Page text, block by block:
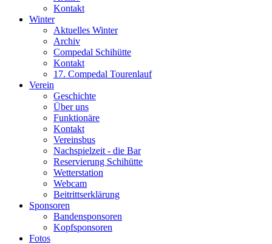
Kontakt
Winter
Aktuelles Winter
Archiv
Compedal Schihütte
Kontakt
17. Compedal Tourenlauf
Verein
Geschichte
Über uns
Funktionäre
Kontakt
Vereinsbus
Nachspielzeit - die Bar
Reservierung Schihütte
Wetterstation
Webcam
Beitrittserklärung
Sponsoren
Bandensponsoren
Kopfsponsoren
Fotos